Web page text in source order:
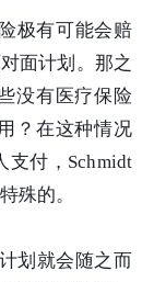
极有可能会赔
面计划。那之
没有医疗保险
？在这种情况
支付，Schmidt
殊的。
划就会随之而